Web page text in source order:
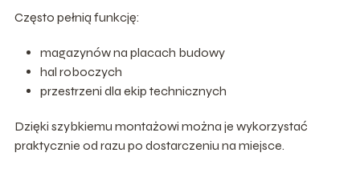
Często pełnią funkcję:
magazynów na placach budowy
hal roboczych
przestrzeni dla ekip technicznych
Dzięki szybkiemu montażowi można je wykorzystać
praktycznie od razu po dostarczeniu na miejsce.